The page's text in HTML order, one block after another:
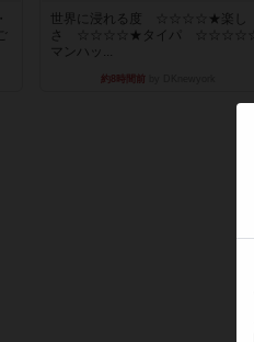
世界に浸れる度 ☆☆☆☆★楽し
さ ☆☆☆☆★タイパ ☆☆☆☆☆
マンハッ...
約8時間前